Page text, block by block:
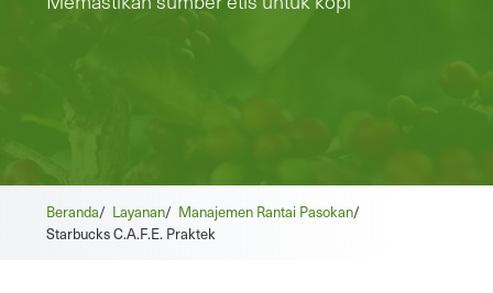
Beranda/ Layanan/ Manajemen Rantai Pasokan/
Starbucks C.A.F.E. Praktek